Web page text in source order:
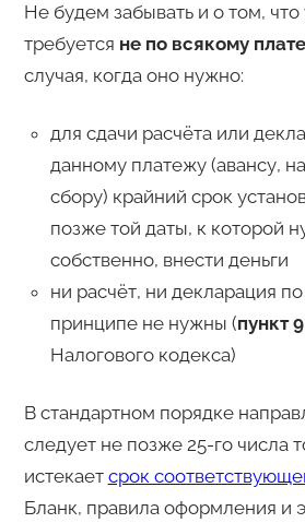
Не будем забывать и о том,
требуется не по всякому
случая, когда оно нужно:
для сдачи расчёта или
данному платежу (авансу,
сбору) крайний срок
позже той даты, к которой
собственно, внести деньги
ни расчёт, ни декларация
принципе не нужны (пункт
Налогового кодекса)
В стандартном порядке
следует не позже 25-го числа
истекает срок
Бланк, правила оформления и